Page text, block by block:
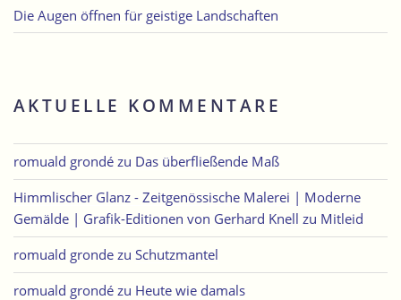
Die Augen öffnen für geistige Landschaften
AKTUELLE KOMMENTARE
romuald grondé zu Das überfließende Maß
Himmlischer Glanz - Zeitgenössische Malerei | Moderne
Gemälde | Grafik-Editionen von Gerhard Knell zu Mitleid
romuald gronde zu Schutzmantel
romuald grondé zu Heute wie damals